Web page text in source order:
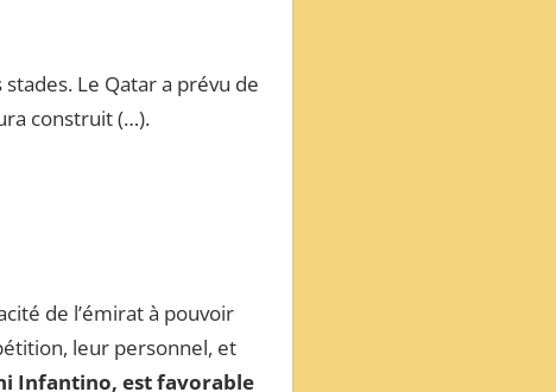
Le Qatar a prévu de
construit (…).
de l’émirat à pouvoir
leur personnel, et
Infantino, est favorable